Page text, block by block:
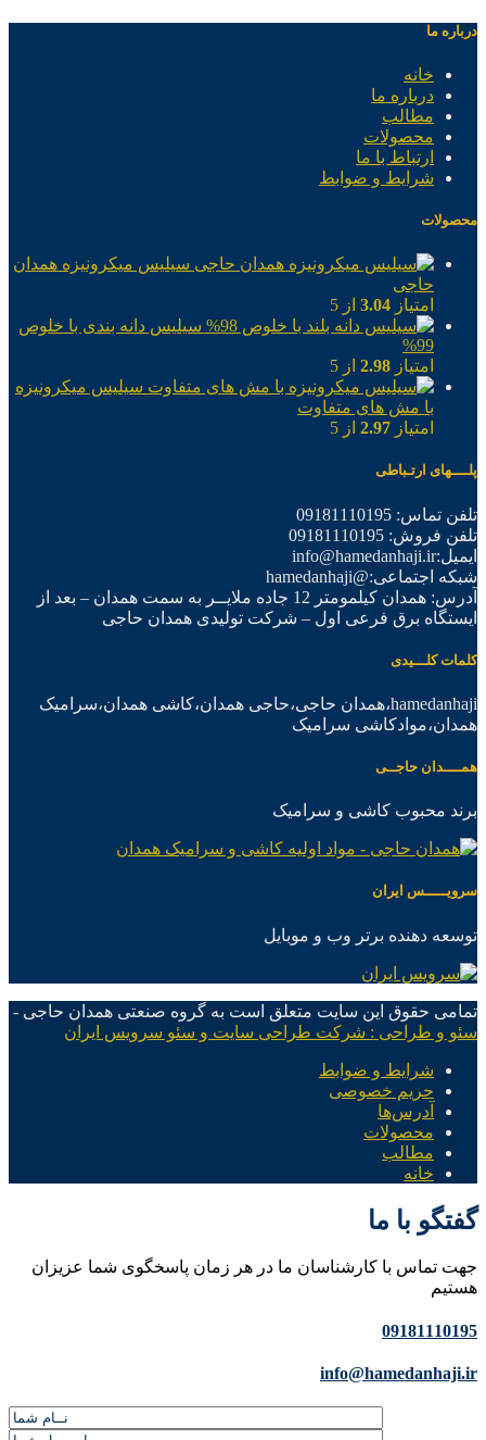
درباره ما
خانه
درباره ما
مطالب
محصولات
ارتباط با ما
شرایط و ضوابط
محصولات
سیلیس میکرونیزه همدان
حاجی
امتیاز 3.04 از 5
سیلیس دانه بندی با خلوص
99%
امتیاز 2.98 از 5
سیلیس میکرونیزه
با مش های متفاوت
امتیاز 2.97 از 5
پلــــهای ارتـباطی
تلفن تماس: 09181110195
تلفن فروش: 09181110195
ایمیل:info@hamedanhaji.ir
شبکه اجتماعی:@hamedanhaji
آدرس: همدان کیلمومتر 12 جاده ملایــر به سمت همدان – بعد از
ایستگاه برق فرعی اول – شرکت تولیدی همدان حاجی
کلمات کلـــیدی
hamedanhaji،همدان حاجی،حاجی همدان،کاشی همدان،سرامیک
همدان،موادکاشی سرامیک
همــــدان حاجــی
برند محبوب کاشی و سرامیک
سرویـــــس ایران
توسعه دهنده برتر وب و موبایل
تمامی حقوق این سایت متعلق است به گروه صنعتی همدان حاجی -
سئو و طراحی : شرکت طراحی سایت و سئو سرویس ایران
شرایط و ضوابط
حریم خصوصی
آدرس‌ها
محصولات
مطالب
خانه
گفتگو با ما
جهت تماس با کارشناسان ما در هر زمان پاسخگوی شما عزیزان
هستیم
09181110195
info@hamedanhaji.ir